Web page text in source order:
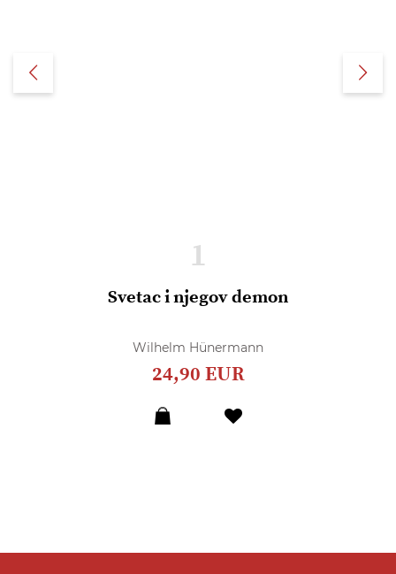
1
Svetac i njegov demon
Wilhelm Hünermann
24,90 EUR